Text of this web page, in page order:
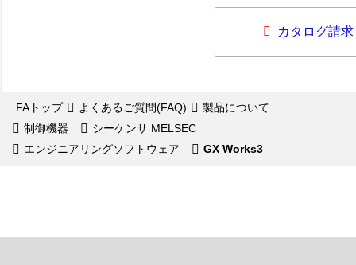
カタログ請求
FAトップ よくあるご質問(FAQ)
製品について
制御機器
シーケンサ MELSEC
エンジニアリングソフトウェア
GX Works3